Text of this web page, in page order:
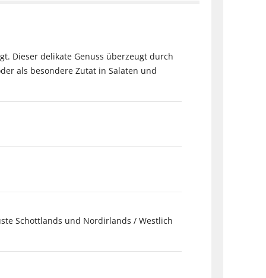
Dieser delikate Genuss überzeugt durch
als besondere Zutat in Salaten und
Schottlands und Nordirlands / Westlich